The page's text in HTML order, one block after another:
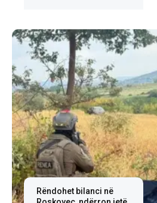
Rëndohet bilanci në